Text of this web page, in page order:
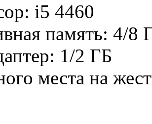
i5 4460
память: 4/8
1/2 ГБ
места на